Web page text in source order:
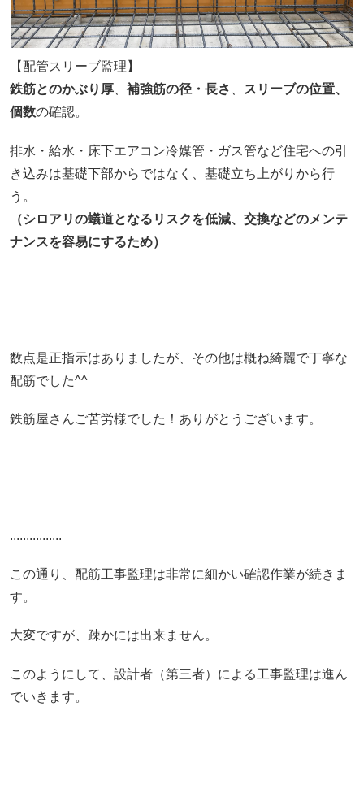
【配管スリーブ監理】
鉄筋とのかぶり厚、 補強筋の径・長さ
スリーブの位置、
個数の確認。
排水・給水・床下エアコン冷媒管・ガス管など住宅への引
き込みは基礎下部からではなく、基礎立ち上がりから行
う。
（シロアリの蟻道となるリスクを低減、交換などのメンテ
ナンスを容易にするため）
数点是正指示はありましたが、その他は概ね綺麗で丁寧な
配筋でした^^
鉄筋屋さんご苦労様でした！ありがとうございます。
................
この通り、配筋工事監理は非常に細かい確認作業が続きま
す。
大変ですが、疎かには出来ません。
このようにして、 設計者（第三者）による工事監理は進ん
でいきます。